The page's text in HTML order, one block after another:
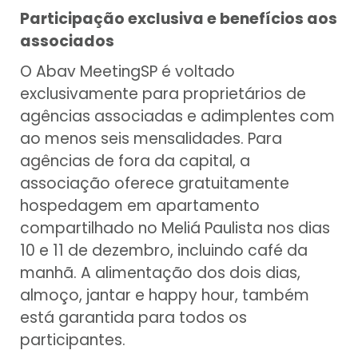
Participação exclusiva e benefícios aos
associados
O Abav MeetingSP é voltado
exclusivamente para proprietários de
agências associadas e adimplentes com
ao menos seis mensalidades. Para
agências de fora da capital, a
associação oferece gratuitamente
hospedagem em apartamento
compartilhado no Meliá Paulista nos dias
10 e 11 de dezembro, incluindo café da
manhã. A alimentação dos dois dias,
almoço, jantar e happy hour, também
está garantida para todos os
participantes.